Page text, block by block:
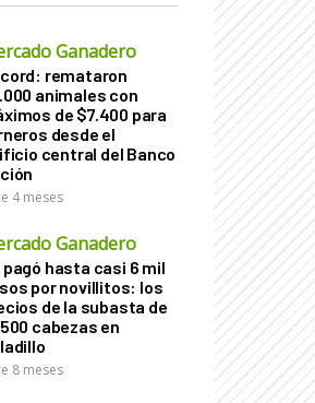
Ganadero
remataron
animales con
de $7.400 para
desde el
central del Banco
4 meses
Ganadero
pagó hasta casi 6 mil
por novillitos: los
de la subasta de
cabezas en
8 meses